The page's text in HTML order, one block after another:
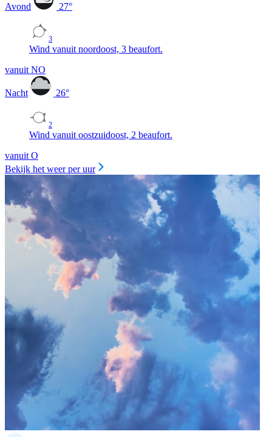
Avond 27°
3
Wind vanuit noordoost, 3 beaufort.
vanuit NO
Nacht 26°
2
Wind vanuit oostzuidoost, 2 beaufort.
vanuit O
Bekijk het weer per uur